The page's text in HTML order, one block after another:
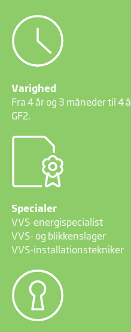
Varighed
Fra 4 år og 3 måneder til 4
GF2.
Specialer
VVS-energispecialist
VVS- og blikkenslager
VVS-installationstekniker